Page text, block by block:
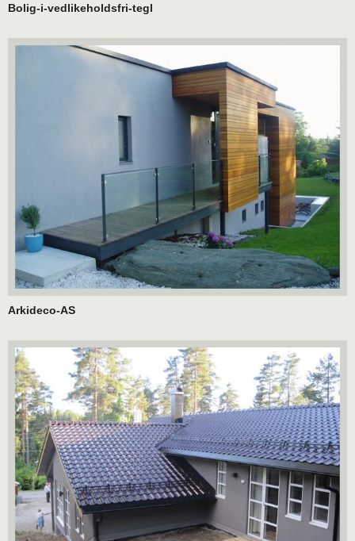
Bolig-i-vedlikeholdsfri-tegl
Arkideco-AS